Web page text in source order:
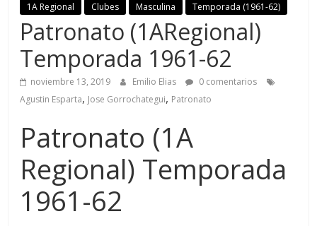
1A Regional Clubes Masculina Temporada (1961-62)
Patronato (1ARegional)
Temporada 1961-62
noviembre 13, 2019 Emilio Elias
0 comentarios
Agustin Esparta, Jose Gorrochategui, Patronato
Patronato (1A
Regional) Temporada
1961-62